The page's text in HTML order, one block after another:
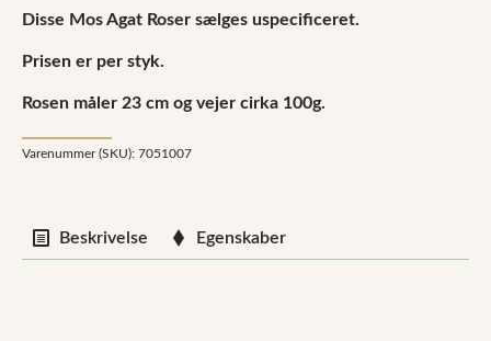
Disse Mos Agat Roser sælges uspecificeret.
Prisen er per styk.
Rosen måler 23 cm og vejer cirka 100g.
Varenummer (SKU): 7051007
Beskrivelse Egenskaber